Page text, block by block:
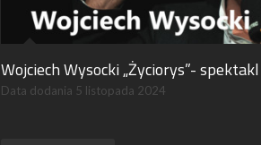
Wojciech Wysocki „Życiorys”-
Data dodania 5 listopada 2024